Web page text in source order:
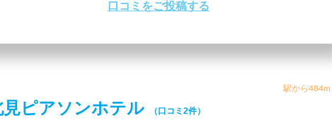
口コミをご投稿する
駅から484m
見ピアソンホテル （口コミ2件）